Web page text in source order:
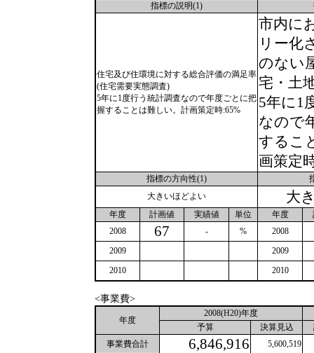
指標の説明(1)
住宅及び住環境に対する総合評価の満足率
(住宅需要実態調査)
5年に1度行う統計調査なので年度ごとに把
握することは難しい。計画策定時:65%
市内に
リー化
のない
宅・土
5年に1
なので
するこ
画策定
指標の方向性(1)
大きいほどよい
大
年度 計画値 実績値 単位 年度
2008
67 - %
2008
2009
2009
2010
2010
<事業費>
年度
2008(H20)年度
予算
決算見込
事業費合計
6,846,916 5,600,519